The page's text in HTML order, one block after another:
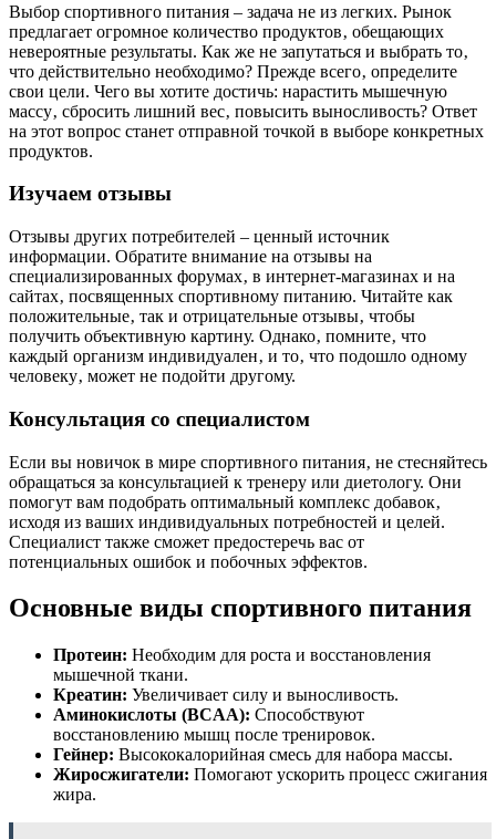
Выбор спортивного питания – задача не из легких. Рынок
предлагает огромное количество продуктов‚ обещающих
невероятные результаты. Как же не запутаться и выбрать то‚
что действительно необходимо? Прежде всего‚ определите
свои цели. Чего вы хотите достичь: нарастить мышечную
массу‚ сбросить лишний вес‚ повысить выносливость? Ответ
на этот вопрос станет отправной точкой в выборе конкретных
продуктов.
Изучаем отзывы
Отзывы других потребителей – ценный источник
информации. Обратите внимание на отзывы на
специализированных форумах‚ в интернет-магазинах и на
сайтах‚ посвященных спортивному питанию. Читайте как
положительные‚ так и отрицательные отзывы‚ чтобы
получить объективную картину. Однако‚ помните‚ что
каждый организм индивидуален‚ и то‚ что подошло одному
человеку‚ может не подойти другому.
Консультация со специалистом
Если вы новичок в мире спортивного питания‚ не стесняйтесь
обращаться за консультацией к тренеру или диетологу. Они
помогут вам подобрать оптимальный комплекс добавок‚
исходя из ваших индивидуальных потребностей и целей.
Специалист также сможет предостеречь вас от
потенциальных ошибок и побочных эффектов.
Основные виды спортивного питания
Протеин: Необходим для роста и восстановления
мышечной ткани.
Креатин: Увеличивает силу и выносливость.
Аминокислоты (BCAA): Способствуют
восстановлению мышц после тренировок.
Гейнер: Высококалорийная смесь для набора массы.
Жиросжигатели: Помогают ускорить процесс сжигания
жира.